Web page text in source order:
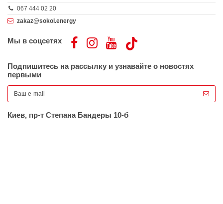
067 444 02 20
zakaz@sokol.energy
Мы в соцсетях
Подпишитесь на рассылку и узнавайте о новостях
первыми
Киев, пр-т Степана Бандеры 10-б